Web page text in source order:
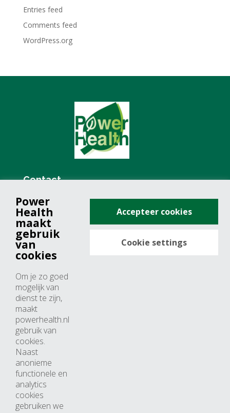
Entries feed
Comments feed
WordPress.org
Contact
+31 (0)76 571 19 68
info@powerhealth.nl
Adresse
4817 ZH breda
Nederland
Horaires d’ouvertures
Du lundi au jeudi: 09:00 – 17:00
Vendredi: 09:00 – 15:00
Power
Health
maakt
gebruik
van
cookies
Om je zo goed
mogelijk van
dienst te zijn,
maakt
powerhealth.nl
gebruik van
cookies.
Naast
anonieme
functionele en
analytics
cookies
gebruiken we
Accepteer cookies
Cookie settings